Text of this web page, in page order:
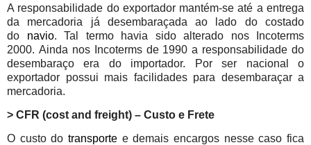
A responsabilidade do exportador mantém-se até a entrega
da mercadoria já desembaraçada ao lado do costado
do navio. Tal termo havia sido alterado nos Incoterms
2000. Ainda nos Incoterms de 1990 a responsabilidade do
desembaraço era do importador. Por ser nacional o
exportador possui mais facilidades para desembaraçar a
mercadoria.
> CFR (cost and freight) – Custo e Frete
O custo do transporte e demais encargos nesse caso fica